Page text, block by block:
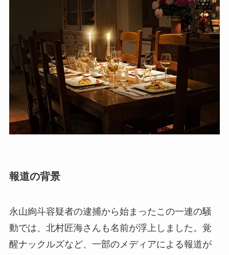
報道の背景
永山絢斗容疑者の逮捕から始まったこの一連の騒
動では、北村匠海さんも名前が浮上しました。覚
醒ナックルズなど、一部のメディアによる報道が